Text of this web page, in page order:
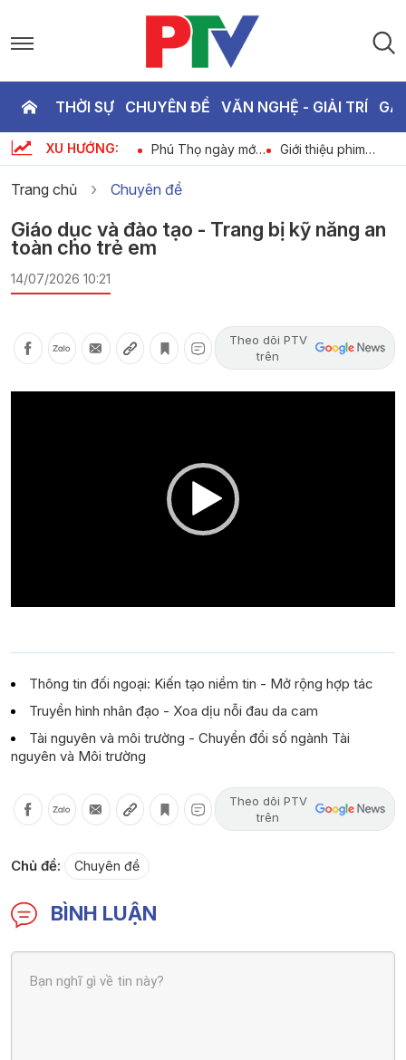
THỜI SỰ CHUYÊN ĐỀ VĂN NGHỆ - GIẢI TRÍ
XU HƯỚNG:
Bản tin tiếng Anh -
Phu Tho News
Phú Thọ ngày mới
ngày 08-08-2026
Giới thiệu phim
ngày 08-08-2026
Trang chủ Chuyên đề
Giáo dục và đào tạo - Trang bị kỹ năng an
toàn cho trẻ em
14/07/2026 10:21
Theo dõi PTV
trên
Thông tin đối ngoại: Kiến tạo niềm tin - Mở rộng hợp tác
Truyền hình nhân đạo - Xoa dịu nỗi đau da cam
Tài nguyên và môi trường - Chuyển đổi số ngành Tài
nguyên và Môi trường
Theo dõi PTV
trên
Chủ đề: Chuyên đề
BÌNH LUẬN